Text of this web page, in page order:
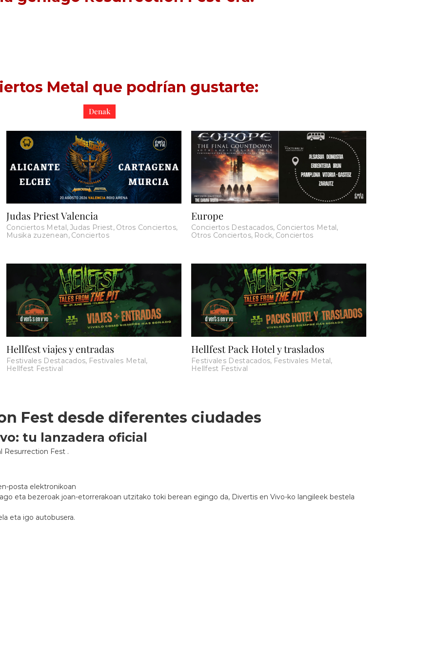
Metal que podrían gustarte:
Denak
Judas Priest Valencia
Conciertos Metal ,Judas Priest, Otros Conciertos,
Musika zuzenean, Conciertos
Europe
Conciertos Destacados, Conciertos Metal ,
Otros Conciertos, Rock, Conciertos
Hellfest viajes y entradas
Festivales Destacados, Festivales Metal,
Hellfest Festival
Hellfest Pack Hotel y traslados
Festivales Destacados, Festivales Metal,
Hellfest Festival
Fest desde diferentes ciudades
tu lanzadera oficial
Resurrection Fest .
posta elektronikoan
eta bezeroak joan-etorrerakoan utzitako toki berean egingo da, Divertis en Vivo-ko langileek bestela
eta igo autobusera.